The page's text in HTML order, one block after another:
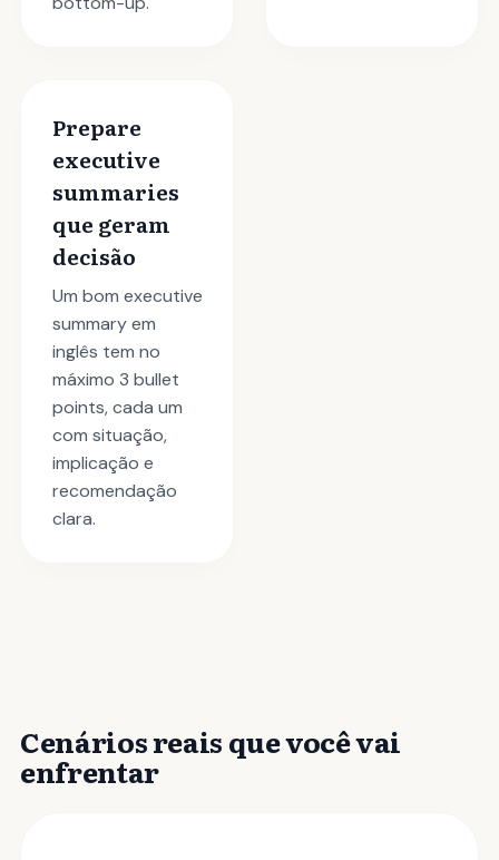
Prepare
executive
summaries
que geram
decisão
Um bom executive
summary em
inglês tem no
máximo 3 bullet
points, cada um
com situação,
implicação e
recomendação
clara.
Cenários reais que você vai
enfrentar